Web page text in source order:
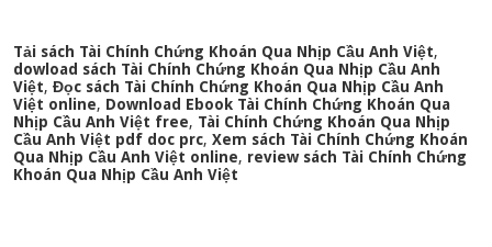
Tải sách Tài Chính Chứng Khoán Qua Nhịp Cầu Anh Việt,
dowload sách Tài Chính Chứng Khoán Qua Nhịp Cầu Anh
Việt,Đọc sách Tài Chính Chứng Khoán Qua Nhịp Cầu Anh
Việt online, Download Ebook Tài Chính Chứng Khoán Qua
Nhịp Cầu Anh Việt free, Tài Chính Chứng Khoán Qua Nhịp
Cầu Anh Việt pdf doc prc,Xem sách Tài Chính Chứng Khoán
Qua Nhịp Cầu Anh Việt online, review sách Tài Chính Chứng
Khoán Qua Nhịp Cầu Anh Việt